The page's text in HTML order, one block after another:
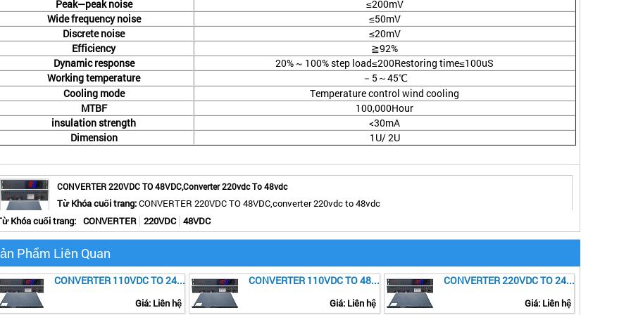
Peak—peak noise
≤200mV
Wide frequency noise
≤50mV
Discrete noise
≤20mV
Efficiency
≧92%
Dynamic response
20% ~ 100% step load≤200Restoring time≤100uS
Working temperature
－5～45℃
Cooling mode
Temperature control wind cooling
MTBF
100,000Hour
insulation strength
<30mA
Dimension
1U/ 2U
CONVERTER 220VDC TO 48VDC,converter 220vdc To 48vdc
Từ Khóa cuối trang:CONVERTER 220VDC TO 48VDC,converter 220vdc to 48vdc
1 0
Khóa cuối trang: CONVERTER 220VDC 48VDC
Phẩm Liên Quan
CONVERTER 110VDC TO 24VDC
Giá: Liên hệ
CONVERTER 110VDC TO 48VDC
Giá: Liên hệ
CONVERTER 220VDC TO 24VDC
Giá: Liên hệ